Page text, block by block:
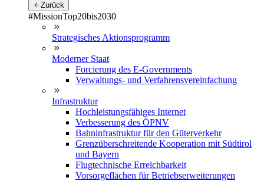
Zurück
#MissionTop20bis2030
Strategisches Aktionsprogramm
Moderner Staat
Forcierung des E-Governments
Verwaltungs- und Verfahrensvereinfachung
Infrastruktur
Hochleistungsfähiges Internet
Verbesserung des ÖPNV
Bahninfrastruktur für den Güterverkehr
Grenzüberschreitende Kooperation mit Südtirol
und Bayern
Flugtechnische Erreichbarkeit
Vorsorgeflächen für Betriebserweiterungen